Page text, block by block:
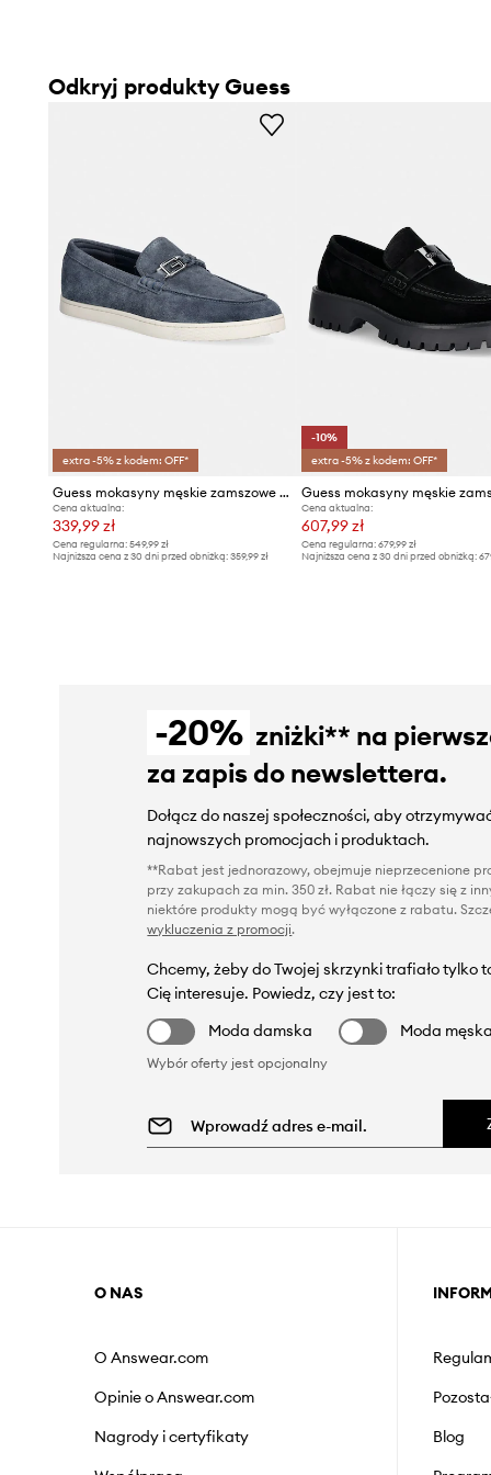
Odkryj produkty Guess
extra -5% z kodem: OFF*
Guess mokasyny męskie zamszowe HEAWS
Cena aktualna:
339,99 zł
Cena regularna: 549,99 zł
Najniższa cena z 30 dni przed obniżką: 359,99 zł
-10%
extra -5% z kodem: OFF*
Cena aktualna:
607,99 zł
Cena regularna:679,99 zł
Najniższa cena z 30 dni przed obniżką:
-20% zniżki** na
za zapis do newslettera.
Dołącz do naszej społeczności, aby
najnowszych promocjach i produktach.
**Rabat jest jednorazowy, obejmuje nieprzecenione
przy zakupach za min. 350 zł. Rabat nie łączy się z
niektóre produkty mogą być wyłączone z rabatu.
wykluczenia z promocji.
Chcemy, żeby do Twojej skrzynki trafiało tylko
Cię interesuje. Powiedz, czy jest to:
Moda damska
Moda
Wybór oferty jest opcjonalny
O NAS
O Answear.com
Opinie o Answear.com
Nagrody i certyfikaty
Blog